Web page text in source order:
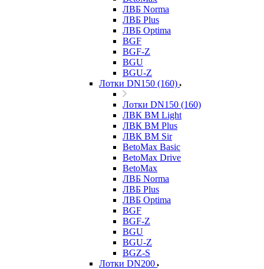
ЛВБ Norma
ЛВБ Plus
ЛВБ Optima
BGF
BGF-Z
BGU
BGU-Z
Лотки DN150 (160)
Лотки DN150 (160)
ЛВК ВМ Light
ЛВК ВМ Plus
ЛВК ВМ Sir
BetoMax Basic
BetoMax Drive
BetoMax
ЛВБ Norma
ЛВБ Plus
ЛВБ Optima
BGF
BGF-Z
BGU
BGU-Z
BGZ-S
Лотки DN200